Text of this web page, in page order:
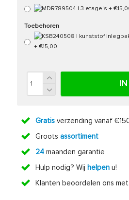
Toebehoren
Gratisverzending vanaf
Groots assortiment
24maanden garantie
Hulp nodig? Wij helpenu!
Klanten beoordelen ons